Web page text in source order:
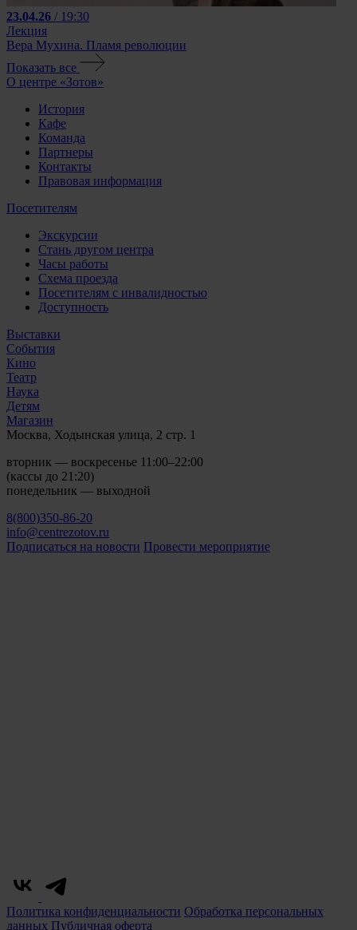
23.04.26 / 19:30
Лекция
Вера Мухина. Пламя революции
Показать все
О центре «Зотов»
История
Кафе
Команда
Партнеры
Контакты
Правовая информация
Посетителям
Экскурсии
Стань другом центра
Часы работы
Схема проезда
Посетителям с инвалидностью
Доступность
Выставки
События
Кино
Театр
Наука
Детям
Магазин
Москва, Ходынская улица, 2 стр. 1
вторник — воскресенье 11:00–22:00
(кассы до 21:20)
понедельник — выходной
8(800)350-86-20
info@centrezotov.ru
Подписаться на новости Провести мероприятие
Политика конфиденциальности Обработка персональных
данных Публичная оферта